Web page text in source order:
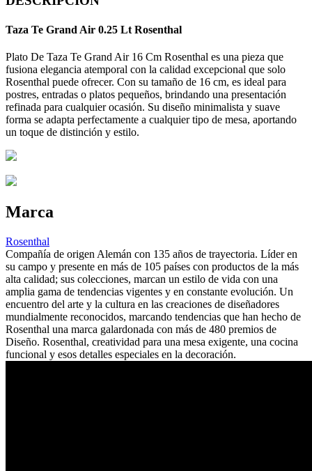
Taza Te Grand Air 0.25 Lt Rosenthal
Plato De Taza Te Grand Air 16 Cm Rosenthal es una pieza que
fusiona elegancia atemporal con la calidad excepcional que solo
Rosenthal puede ofrecer. Con su tamaño de 16 cm, es ideal para
postres, entradas o platos pequeños, brindando una presentación
refinada para cualquier ocasión. Su diseño minimalista y suave
forma se adapta perfectamente a cualquier tipo de mesa, aportando
un toque de distinción y estilo.
Marca
Rosenthal
Compañía de origen Alemán con 135 años de trayectoria. Líder en
su campo y presente en más de 105 países con productos de la más
alta calidad; sus colecciones, marcan un estilo de vida con una
amplia gama de tendencias vigentes y en constante evolución. Un
encuentro del arte y la cultura en las creaciones de diseñadores
mundialmente reconocidos, marcando tendencias que han hecho de
Rosenthal una marca galardonada con más de 480 premios de
Diseño. Rosenthal, creatividad para una mesa exigente, una cocina
funcional y esos detalles especiales en la decoración.